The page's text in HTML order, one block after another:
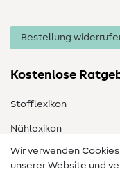
Bestellung
Kostenlose
Stofflexikon
Nählexikon
Nähanleitungen
Wir verwenden
unserer Website und